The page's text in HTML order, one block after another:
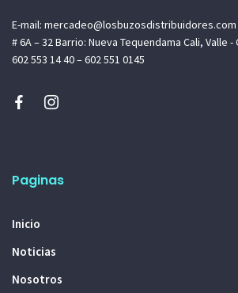
E-mail: mercadeo@losbuzosdistribuidores.com
# 6A – 32 Barrio: Nueva Tequendama Cali, Valle
602 553 14 40 – 602 551 0145
Paginas
Inicio
Noticias
Nosotros